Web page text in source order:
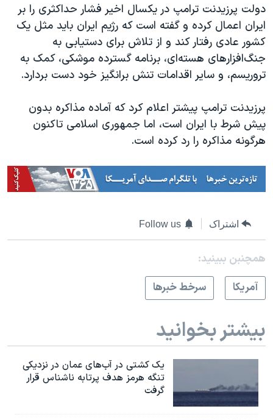
دولت پرزیدنت ترامپ در یکسال اخیر فشار حداکثری را بر
ایران اعمال کرده و گفته است که رژیم ایران باید مثل یک
کشور عادی رفتار کند و از تلاش برای دستیابی به
جنگ‌افزارهای هسته‌ای، برنامه گسترده موشکی، کمک به
تروریسم، و سایر اقدامات تنش برانگیز خود دست بردارد.
پرزیدنت ترامپ پیشتر اعلام کرد که آماده مذاکره بدون
پیش شرط با ایران است، اما جمهوری اسلامی تاکنون
هرگونه مذاکره را رد کرده است.
اشتراک Follow us
همچنبن ببینید:
آمريکا
سرخط خبرها
بیشتر بخوانید
یک کشتی در آب‌های عمان در نزدیکی
تنگه هرمز هدف پرتابه ناشناس قرار
گرفت